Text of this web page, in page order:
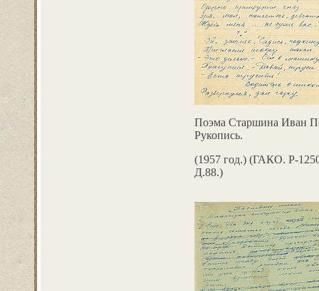
Поэма Старшина Иван
Рукопись.
(1957 год.) (ГАКО. Р-
Д.88.)